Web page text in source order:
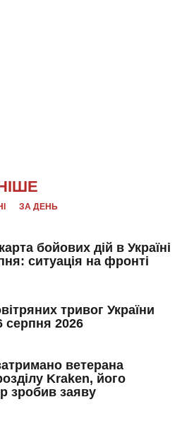
ЗА ДЕНЬ
бойових дій в Україні
ситуація на фронті
тривог України
серпня 2026
ветерана
Kraken, його
зробив заяву